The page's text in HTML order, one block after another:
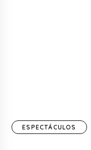
ESPECTÁCULOS